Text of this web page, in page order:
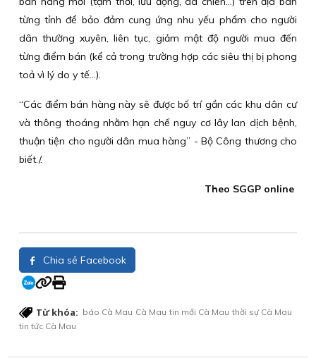
từng tỉnh để bảo đảm cung ứng nhu yếu phẩm cho người
dân thường xuyên, liên tục, giảm mật độ người mua đến
từng điểm bán (kể cả trong trường hợp các siêu thị bị phong
toả vì lý do y tế…).
“Các điểm bán hàng này sẽ được bố trí gần các khu dân cư
và thông thoáng nhằm hạn chế nguy cơ lây lan dịch bệnh,
thuận tiện cho người dân mua hàng” - Bộ Công thương cho
biết./.
Theo SGGP online
Chia sẻ Facebook
Từ khóa: báo Cà Mau Cà Mau tin mới Cà Mau thời sự Cà Mau
tin tức Cà Mau